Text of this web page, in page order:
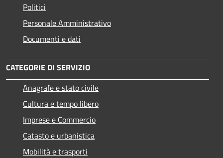
Politici
Personale Amministrativo
Documenti e dati
CATEGORIE DI SERVIZIO
Anagrafe e stato civile
Cultura e tempo libero
Imprese e Commercio
Catasto e urbanistica
Mobilità e trasporti